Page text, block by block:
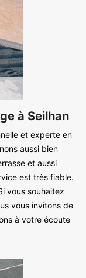
à Seilhan
et experte en
aussi bien
et aussi
est très fiable.
vous souhaitez
vous invitons de
à votre écoute